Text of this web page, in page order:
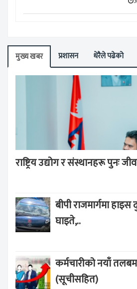
मुख्य खबर प्रशासन धेरैले पढेको
राष्ट्रिय उद्योग र संस्थानहरू पुनः
बीपी राजमार्गमा हाइस
घाइते,..
कर्मचारीको नयाँ
(सूचीसहित)